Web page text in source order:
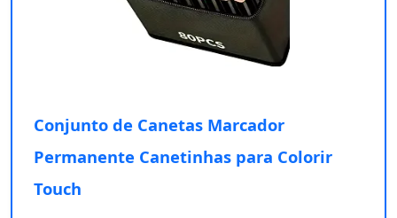
Conjunto de Canetas Marcador
Permanente Canetinhas para Colorir
Touch